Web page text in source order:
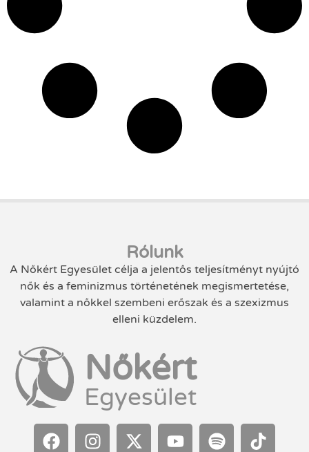
Rólunk
A Nőkért Egyesület célja a jelentős teljesítményt nyújtó
nők és a feminizmus történetének megismertetése,
valamint a nőkkel szembeni erőszak és a szexizmus
elleni küzdelem.
Nőkért
Egyesület